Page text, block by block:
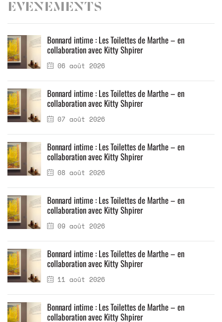
Evenements
06 août 2026
Bonnard intime : Les Toilettes de Marthe – en
collaboration avec Kitty Shpirer
07 août 2026
Bonnard intime : Les Toilettes de Marthe – en
collaboration avec Kitty Shpirer
08 août 2026
Bonnard intime : Les Toilettes de Marthe – en
collaboration avec Kitty Shpirer
09 août 2026
Bonnard intime : Les Toilettes de Marthe – en
collaboration avec Kitty Shpirer
11 août 2026
Bonnard intime : Les Toilettes de Marthe – en
collaboration avec Kitty Shpirer
Bonnard intime : Les Toilettes de Marthe – en
collaboration avec Kitty Shpirer